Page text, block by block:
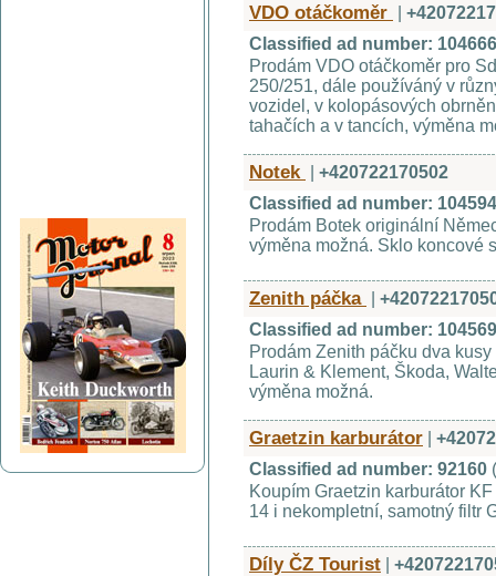
VDO otáčkoměr
Classified ad number:
Prodám VDO otáčkoměr pro
250/251, dále používáný v
vozidel, v kolopásových
tahačích a v tancích, výměna
Notek
+420722170502
Classified ad number:
Prodám Botek originální
výměna možná. Sklo koncové
Zenith páčka
Classified ad number:
Prodám Zenith páčku dva
Laurin & Klement, Škoda,
výměna možná.
Graetzin karburátor
Classified ad number: 92160
Koupím Graetzin karburátor
14 i nekompletní, samotný filtr
Díly ČZ Tourist